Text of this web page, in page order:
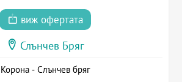
виж офертата
Слънчев Бряг
Корона - Слънчев бряг